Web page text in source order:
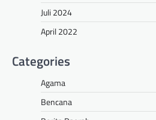
Juli 2024
April 2022
Categories
Agama
Bencana